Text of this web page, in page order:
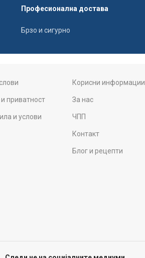
Професионална достава
Брзо и сигурно
приватност
и услови
Корисни информации
За нас
ЧПП
Контакт
Блог и рецепти